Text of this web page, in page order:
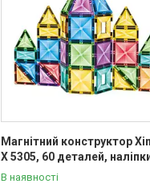
Магнітний конструктор
X 5305, 60 деталей,
В наявності